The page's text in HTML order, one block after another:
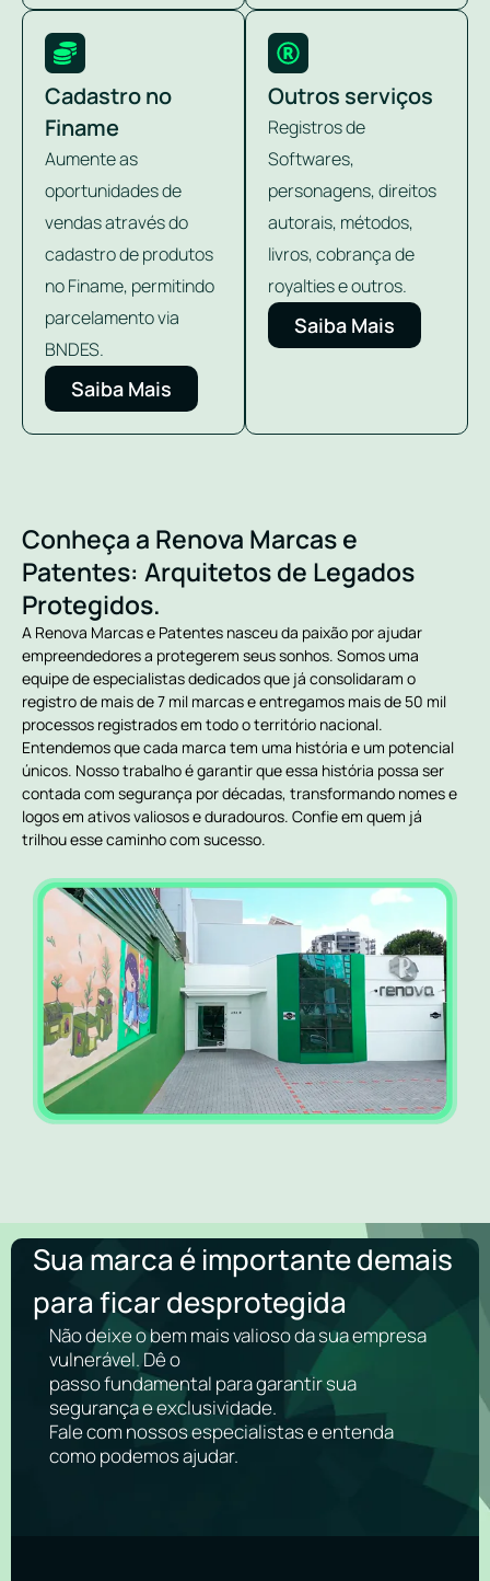
Cadastro no
Finame
Aumente as
oportunidades de
vendas através do
cadastro de produtos
no Finame, permitindo
parcelamento via
BNDES.
Saiba Mais
Outros serviços
Registros de
Softwares,
personagens, direitos
autorais, métodos,
livros, cobrança de
royalties e outros.
Saiba Mais
Conheça a Renova Marcas e
Patentes: Arquitetos de Legados
Protegidos.
A Renova Marcas e Patentes nasceu da paixão por ajudar
empreendedores a protegerem seus sonhos. Somos uma
equipe de especialistas dedicados que já consolidaram o
registro de mais de 7 mil marcas e entregamos mais de 50 mil
processos registrados em todo o território nacional.
Entendemos que cada marca tem uma história e um potencial
únicos. Nosso trabalho é garantir que essa história possa ser
contada com segurança por décadas, transformando nomes e
logos em ativos valiosos e duradouros. Confie em quem já
trilhou esse caminho com sucesso.
Sua marca é importante demais
para ficar desprotegida
Não deixe o bem mais valioso da sua empresa
vulnerável. Dê o
passo fundamental para garantir sua
segurança e exclusividade.
Fale com nossos especialistas e entenda
como podemos ajudar.